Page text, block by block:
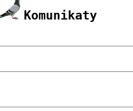
Komunikaty